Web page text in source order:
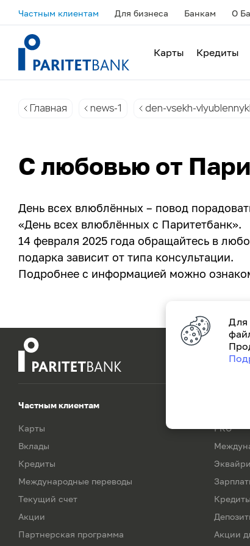
Частным клиентам Для бизнеса Банкам О
Карты Кредиты
Главная news-1 den-vsekh-
С любовью от
День всех влюблённых – повод
«День всех влюблённых с Паритетбанк».
14 февраля 2025 года обращайтесь в
подарка зависит от типа консультации.
Подробнее с информацией можно
Частным клиентам
Карты
Вклады
Кредиты
Международные переводы
Текущий счет
Акции
Партнерская программа
РКО
Кредиты
Акции
Для